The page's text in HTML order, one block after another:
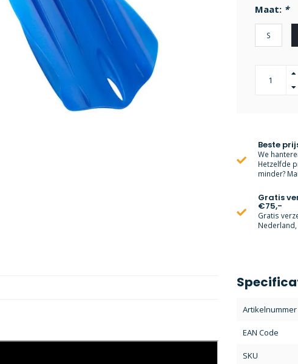
Maat: *
S
Beste
We
Hetzelfde
minder?
Gratis
€75,-
Gratis
Artikelnummer
EAN Code
SKU